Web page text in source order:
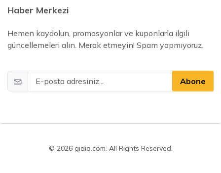
Haber Merkezi
Hemen kaydolun, promosyonlar ve kuponlarla ilgili
güncellemeleri alın. Merak etmeyin! Spam yapmıyoruz.
Abone
© 2026 gidio.com. All Rights Reserved.